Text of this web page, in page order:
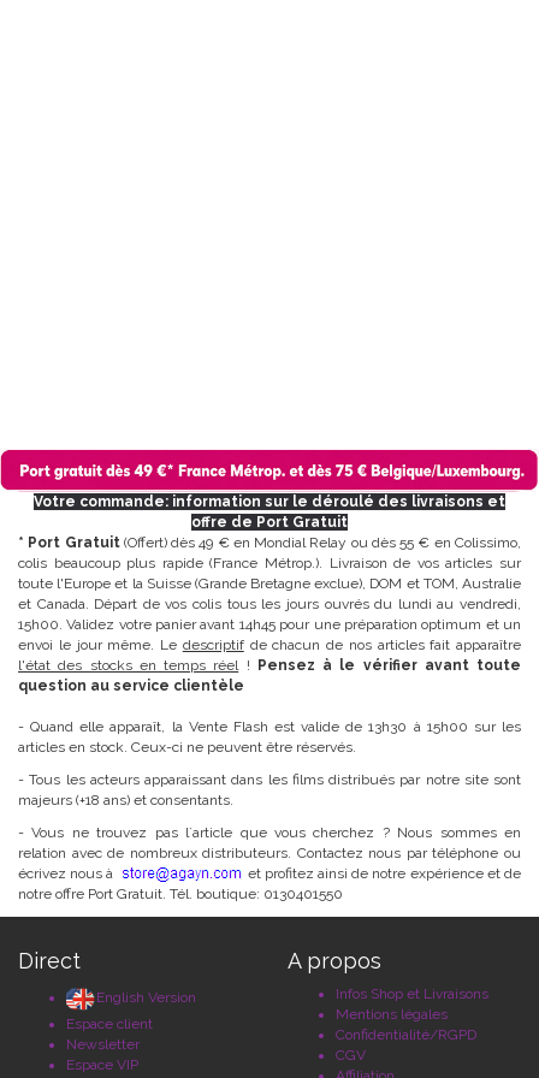
Votre commande: information sur le déroulé des livraisons et
offre de Port Gratuit
* Port Gratuit(Offert) dès 49 € en Mondial Relay ou dès 55 € en Colissimo,
colis beaucoup plus rapide (France Métrop.). Livraison de vos articles sur
toute l'Europe et la Suisse (Grande Bretagne exclue), DOM et TOM, Australie
et Canada. Départ de vos colis tous les jours ouvrés du lundi au vendredi,
15h00. Validez votre panier avant 14h45 pour une préparation optimum et un
envoi le jour même. Le descriptifde chacun de nos articles fait apparaître
l'état des stocks en temps réel ! Pensez à le vérifier avant toute
question au service clientèle
- Quand elle apparaît, la Vente Flash est valide de 13h30 à 15h00 sur les
articles en stock. Ceux-ci ne peuvent être réservés.
- Tous les acteurs apparaissant dans les films distribués par notre site sont
majeurs (+18 ans) et consentants.
- Vous ne trouvez pas l´article que vous cherchez ? Nous sommes en
relation avec de nombreux distributeurs. Contactez nous par téléphone ou
écrivez nous à
et profitez ainsi de notre expérience et de
notre offre Port Gratuit. Tél. boutique: 0130401550
Direct
English Version
Espace client
Newsletter
Espace VIP
A propos
Infos Shop et Livraisons
Mentions légales
Confidentialité/RGPD
CGV